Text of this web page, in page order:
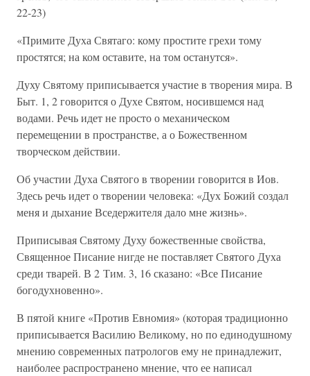
22-23)
«Примите Духа Святаго: кому простите грехи тому
простятся; на ком оставите, на том останутся».
Духу Святому приписывается участие в творения мира. В
Быт. 1, 2 говорится о Духе Святом, носившемся над
водами. Речь идет не просто о механическом
перемещении в пространстве, а о Божественном
творческом действии.
Об участии Духа Святого в творении говорится в Иов.
Здесь речь идет о творении человека: «Дух Божий создал
меня и дыхание Вседержителя дало мне жизнь».
Приписывая Святому Духу божественные свойства,
Священное Писание нигде не поставляет Святого Духа
среди тварей. В 2 Тим. 3, 16 сказано: «Все Писание
богодухновенно».
В пятой книге «Против Евномия» (которая традиционно
приписывается Василию Великому, но по единодушному
мнению современных патрологов ему не принадлежит,
наиболее распространено мнение, что ее написал